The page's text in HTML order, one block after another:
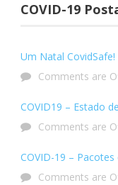
COVID-19
Um Natal
Comments are
COVID19 – Estado
Comments are
COVID-19 –
Comments are